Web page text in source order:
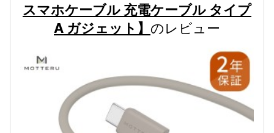
スマホケーブル 充電ケーブル タイプ
A ガジェット】 のレビュー